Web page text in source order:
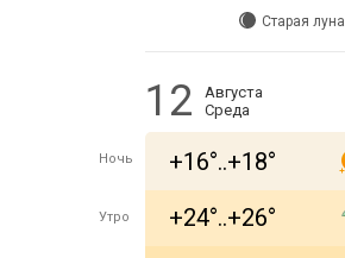
Старая луна
12
Августа
Среда
Ночь +16°..+18°
Утро +24°..+26°